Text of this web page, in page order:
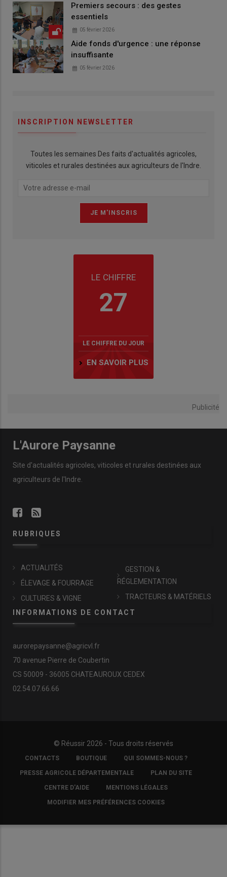
Premiers secours : des gestes
essentiels
05 février 2026
Aide fonds d'urgence : une réponse
insuffisante
05 février 2026
INSCRIPTION NEWSLETTER
Toutes les semaines Des faits d'actualités agricoles,
viticoles et rurales destinées aux agriculteurs de l'Indre.
LE CHIFFRE
27
LE CHIFFRE DU JOUR
EN SAVOIR PLUS
Publicité
L'Aurore Paysanne
Site d'actualités agricoles, viticoles et rurales destinées aux
agriculteurs de l'Indre.
RUBRIQUES
ACTUALITÉS
ÉLEVAGE & FOURRAGE
CULTURES & VIGNE
GESTION &
RÉGLEMENTATION
TRACTEURS & MATÉRIELS
INFORMATIONS DE CONTACT
aurorepaysanne@agricvl.fr
70 avenue Pierre de Coubertin
CS 50009 - 36005 CHATEAUROUX CEDEX
02.54.07.66.66
© Réussir 2026 - Tous droits réservés
FOOTER
COPYRIGHT
CONTACTS BOUTIQUE QUI SOMMES-NOUS ?
PRESSE AGRICOLE DÉPARTEMENTALE PLAN DU SITE
CENTRE D'AIDE MENTIONS LÉGALES
MODIFIER MES PRÉFÉRENCES COOKIES